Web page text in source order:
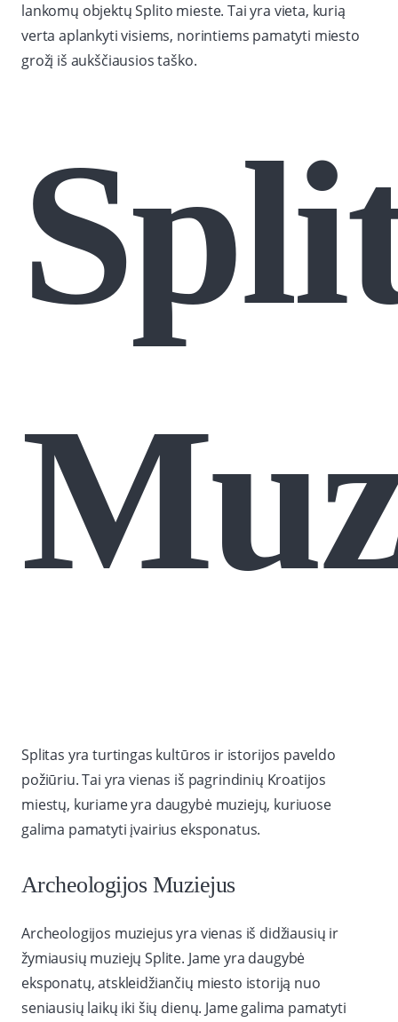
lankomų objektų Splito mieste. Tai yra vieta, kurią
verta aplankyti visiems, norintiems pamatyti miesto
grožį iš aukščiausios taško.
Splitas yra turtingas kultūros ir istorijos paveldo
požiūriu. Tai yra vienas iš pagrindinių Kroatijos
miestų, kuriame yra daugybė muziejų, kuriuose
galima pamatyti įvairius eksponatus.
Archeologijos Muziejus
Archeologijos muziejus yra vienas iš didžiausių ir
žymiausių muziejų Splite. Jame yra daugybė
eksponatų, atskleidžiančių miesto istoriją nuo
seniausių laikų iki šių dienų. Jame galima pamatyti